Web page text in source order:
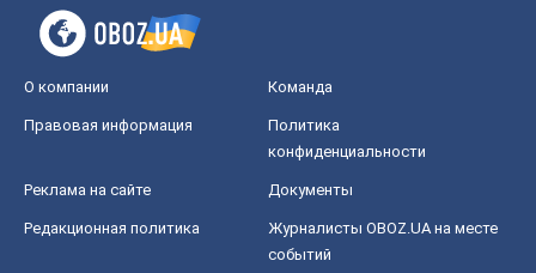
О компании Команда
Правовая информация
Политика
конфиденциальности
Реклама на сайте Документы
Редакционная политика
Журналисты OBOZ.UA на месте
событий